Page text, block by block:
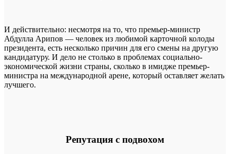
И действительно: несмотря на то, что премьер-министр
Абдулла Арипов — человек из любимой карточной колоды
президента, есть несколько причин для его смены на другую
кандидатуру. И дело не столько в проблемах социально-
экономической жизни страны, сколько в имидже премьер-
министра на международной арене, который оставляет желать
лучшего.
Репутация с подвохом